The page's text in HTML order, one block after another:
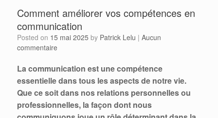
Comment améliorer vos compétences en
communication
Posted on 15 mai 2025 by Patrick Lelu | Aucun
commentaire
La communication est une compétence
essentielle dans tous les aspects de notre vie.
Que ce soit dans nos relations personnelles ou
professionnelles, la façon dont nous